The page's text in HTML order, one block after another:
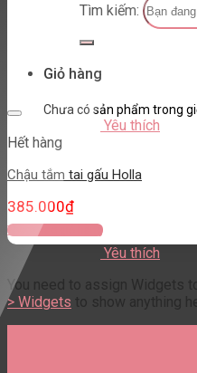
Tìm kiếm:
Giỏ hàng
Chưa có sản phẩm trong
Yêu thích
Hết hàng
Chậu tắm tai gấu Holla
385.000₫
Thêm vào giỏ hàng
Yêu thích
You need to assign Widgets
> Widgets to show anything